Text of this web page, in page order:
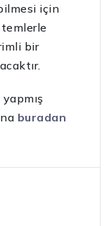
için
bir
buradan